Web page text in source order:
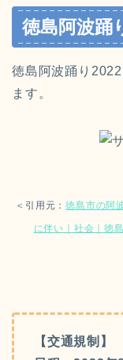
徳島阿波踊
徳島阿波踊り
ます。
＜引用元：徳島市の阿
に伴い｜社会｜徳
【交通規制】